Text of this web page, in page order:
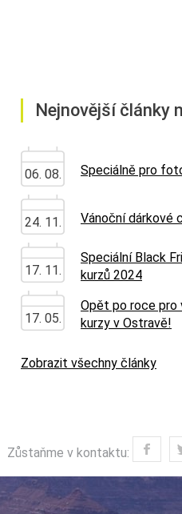
Nejnovější články
06. 08. Speciálně pro
24. 11. Vánoční dárkové
17. 11.
Speciální Black
kurzů 2024
17. 05.
Opět po roce pro
kurzy v Ostravě!
Zobrazit všechny články
Zůstaňme v kontaktu: